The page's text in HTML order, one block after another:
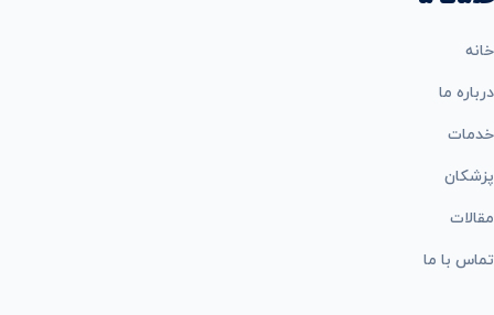
خانه
درباره ما
خدمات
پزشکان
مقالات
تماس با ما